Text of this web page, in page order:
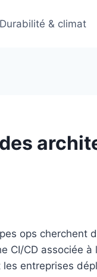
Durabilité & climat
ops cherchent
CI/CD associée à
entreprises